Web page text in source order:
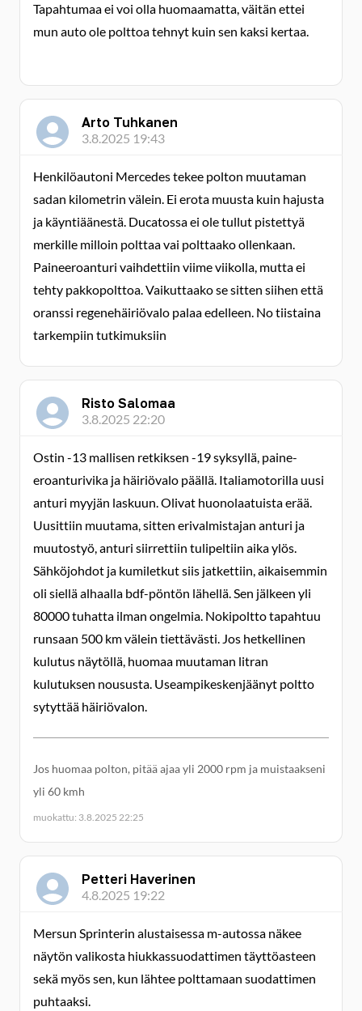
Tapahtumaa ei voi olla huomaamatta, väitän ettei
mun auto ole polttoa tehnyt kuin sen kaksi kertaa.
Arto Tuhkanen
3.8.2025 19:43
Henkilöautoni Mercedes tekee polton muutaman
sadan kilometrin välein. Ei erota muusta kuin hajusta
ja käyntiäänestä. Ducatossa ei ole tullut pistettyä
merkille milloin polttaa vai polttaako ollenkaan.
Paineeroanturi vaihdettiin viime viikolla, mutta ei
tehty pakkopolttoa. Vaikuttaako se sitten siihen että
oranssi regenehäiriövalo palaa edelleen. No tiistaina
tarkempiin tutkimuksiin
Risto Salomaa
3.8.2025 22:20
Ostin -13 mallisen retkiksen -19 syksyllä, paine-
eroanturivika ja häiriövalo päällä. Italiamotorilla uusi
anturi myyjän laskuun. Olivat huonolaatuista erää.
Uusittiin muutama, sitten erivalmistajan anturi ja
muutostyö, anturi siirrettiin tulipeltiin aika ylös.
Sähköjohdot ja kumiletkut siis jatkettiin, aikaisemmin
oli siellä alhaalla bdf-pöntön lähellä. Sen jälkeen yli
80000 tuhatta ilman ongelmia. Nokipoltto tapahtuu
runsaan 500 km välein tiettävästi. Jos hetkellinen
kulutus näytöllä, huomaa muutaman litran
kulutuksen noususta. Useampikeskenjäänyt poltto
sytyttää häiriövalon.
Jos huomaa polton, pitää ajaa yli 2000 rpm ja muistaakseni
yli 60 kmh
muokattu: 3.8.2025 22:25
Petteri Haverinen
4.8.2025 19:22
Mersun Sprinterin alustaisessa m-autossa näkee
näytön valikosta hiukkassuodattimen täyttöasteen
sekä myös sen, kun lähtee polttamaan suodattimen
puhtaaksi.